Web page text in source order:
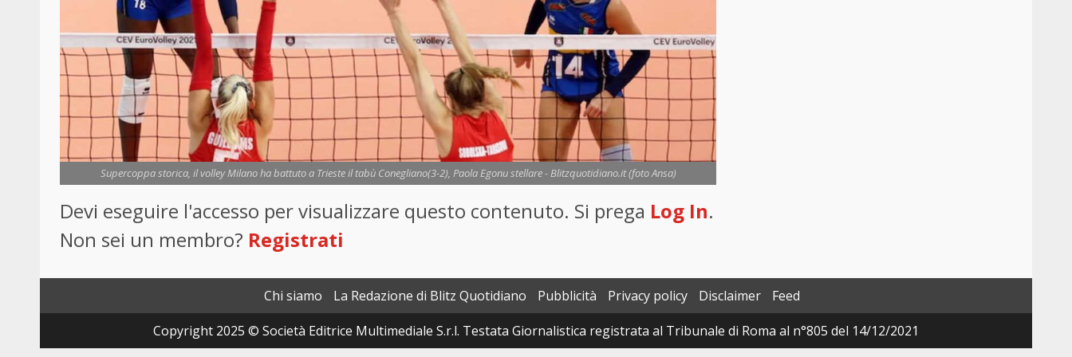
Supercoppa storica, il volley Milano ha battuto a Trieste il tabù Conegliano(3-2), Paola Egonu stellare - Blitzquotidiano.it (foto Ansa)
Devi eseguire l'accesso per visualizzare questo contenuto. Si prega Log In.
Non sei un membro? Registrati
Chi siamo La Redazione di Blitz Quotidiano Pubblicità Privacy policy Disclaimer
Feed
Copyright 2025 © Società Editrice Multimediale S.r.l. Testata Giornalistica registrata al Tribunale di Roma al n°805 del 14/12/2021